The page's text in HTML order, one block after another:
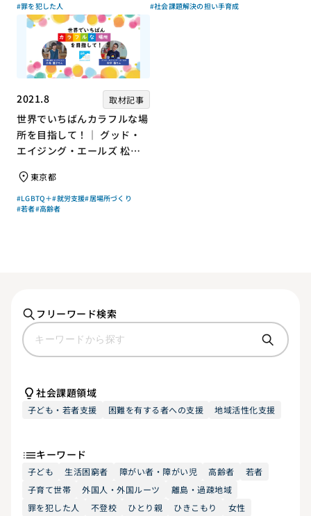
#罪を犯した人
#社会課題解決の担い手育成
2021.8 取材記事
世界でいちばんカラフルな場
所を目指して！｜ グッド・
エイジング・エールズ 松中
慶子さん【聞き手】
東京都
#LGBTQ＋#就労支援#居場所づくり
#若者#高齢者
フリーワード検索
社会課題領域
子ども・若者支援 困難を有する者への支援 地域活性化支援
キーワード
子ども 生活困窮者 障がい者・障がい児 高齢者
若者
子育て世帯
外国人・外国ルーツ
離島・過疎地域
罪を犯した人
不登校 ひとり親 ひきこもり
女性